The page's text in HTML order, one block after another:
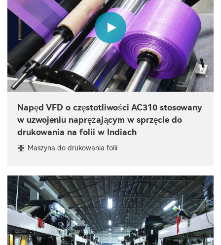
Napęd VFD o częstotliwości AC310 stosowany
w uzwojeniu naprężającym w sprzęcie do
drukowania na folii w Indiach
Maszyna do drukowania folii